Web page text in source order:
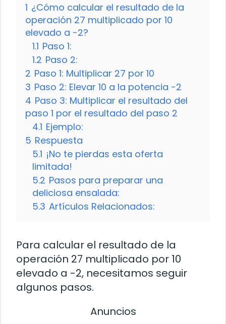
1 ¿Cómo calcular el resultado de la
operación 27 multiplicado por 10
elevado a -2?
1.1 Paso 1:
1.2 Paso 2:
2 Paso 1: Multiplicar 27 por 10
3 Paso 2: Elevar 10 a la potencia -2
4 Paso 3: Multiplicar el resultado del
paso 1 por el resultado del paso 2
4.1 Ejemplo:
5 Respuesta
5.1 ¡No te pierdas esta oferta
limitada!
5.2 Pasos para preparar una
deliciosa ensalada:
5.3 Artículos Relacionados:
Para calcular el resultado de la
operación 27 multiplicado por 10
elevado a -2, necesitamos seguir
algunos pasos.
Anuncios